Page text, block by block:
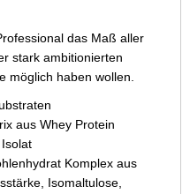
das Maß aller
stark ambitionierten
möglich haben wollen.
aus Whey Protein
Komplex aus
Isomaltulose,